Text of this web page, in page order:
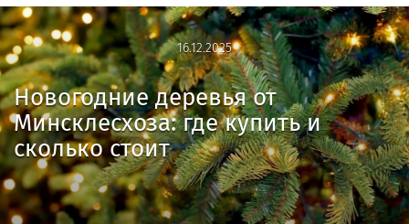
16.12.2025
16.12.2025
Новогодние деревья от
Минсклесхоза: где купить и
сколько стоит